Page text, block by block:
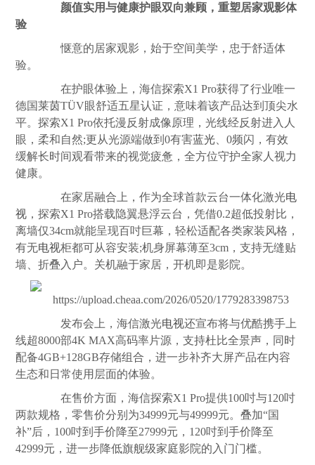
颜值实用与健康护眼双向兼顾，重塑居家观影体
验
惬意的居家观影，始于空间美学，忠于舒适体
验。
在护眼体验上，海信探索X1 Pro获得了行业唯一
德国莱茵TÜV眼舒适五星认证，意味着该产品达到顶尖水
平。探索X1 Pro依托漫反射成像原理，光线经反射进入人
眼，柔和自然;更从光源端做到0有害蓝光 、0频闪，有效
缓解长时间观看带来的视觉疲惫，全方位守护全家人视力
健康。
在家居融合上，作为全球首款云台一体化激光电
视 ，探索X1 Pro搭载隐翼悬浮云台，凭借0.2超低投射比，
离墙仅34cm就能呈现百吋巨幕，轻松适配各类家装风格，
有无电视柜都可从容安装;机身屏幕薄至3cm，支持无缝贴
墙、折叠入户。关机融于家居，开机即是影院。
发布会上，海信激光电视还宣布将与优酷携手上
线超8000部4K MAX高码率片源，支持杜比全景声，同时
配备4GB+128GB存储组合，进一步补齐大屏产品在内容
生态和日常使用层面的体验。
在售价方面，海信探索X1 Pro提供100吋与120吋
两款规格，零售价分别为34999元与49999元。叠加“国
补”后，100吋到手价降至27999元，120吋到手价降至
42999元，进一步降低旗舰级家庭影院的入门门槛。